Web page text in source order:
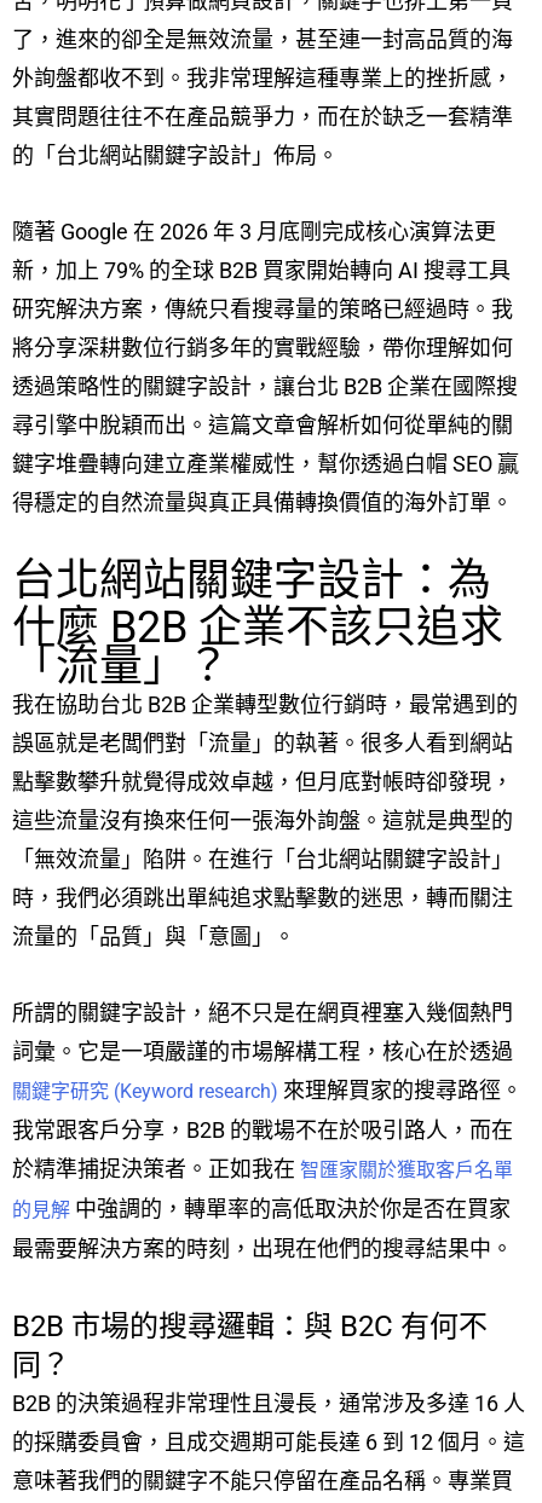
了，進來的卻全是無效流量，甚至連一封高品質的海
外詢盤都收不到。我非常理解這種專業上的挫折感，
其實問題往往不在產品競爭力，而在於缺乏一套精準
的「台北網站關鍵字設計」佈局。
隨著 Google 在 2026 年 3 月底剛完成核心演算法更
新，加上 79% 的全球 B2B 買家開始轉向 AI 搜尋工具
研究解決方案，傳統只看搜尋量的策略已經過時。我
將分享深耕數位行銷多年的實戰經驗，帶你理解如何
透過策略性的關鍵字設計，讓台北 B2B 企業在國際搜
尋引擎中脫穎而出。這篇文章會解析如何從單純的關
鍵字堆疊轉向建立產業權威性，幫你透過白帽 SEO 贏
得穩定的自然流量與真正具備轉換價值的海外訂單。
台北網站關鍵字設計：為
什麼 B2B 企業不該只追求
「流量」？
我在協助台北 B2B 企業轉型數位行銷時，最常遇到的
誤區就是老闆們對「流量」的執著。很多人看到網站
點擊數攀升就覺得成效卓越，但月底對帳時卻發現，
這些流量沒有換來任何一張海外詢盤。這就是典型的
「無效流量」陷阱。在進行「台北網站關鍵字設計」
時，我們必須跳出單純追求點擊數的迷思，轉而關注
流量的「品質」與「意圖」。
所謂的關鍵字設計，絕不只是在網頁裡塞入幾個熱門
詞彙。它是一項嚴謹的市場解構工程，核心在於透過
關鍵字研究 (Keyword research) 來理解買家的搜尋路徑。
我常跟客戶分享，B2B 的戰場不在於吸引路人，而在
於精準捕捉決策者。正如我在 智匯家關於獲取客戶名單
的見解 中強調的，轉單率的高低取決於你是否在買家
最需要解決方案的時刻，出現在他們的搜尋結果中。
B2B 市場的搜尋邏輯：與 B2C 有何不
同？
B2B 的決策過程非常理性且漫長，通常涉及多達 16 人
的採購委員會，且成交週期可能長達 6 到 12 個月。這
意味著我們的關鍵字不能只停留在產品名稱。專業買